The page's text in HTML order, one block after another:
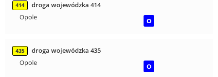
414
droga wojewódzka 414
Opole
O
435
droga wojewódzka 435
Opole
O